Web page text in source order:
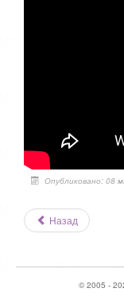
Опубликовано: 08
Назад
© 2005 -